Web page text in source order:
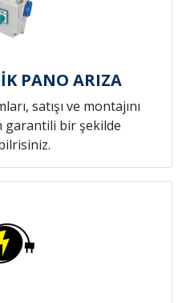
PANO ARIZA
satışı ve montajını
garantili bir şekilde